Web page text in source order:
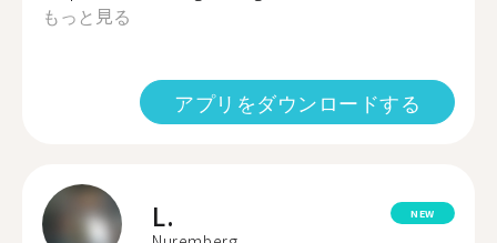
もっと見る
アプリをダウンロードする
L. NEW